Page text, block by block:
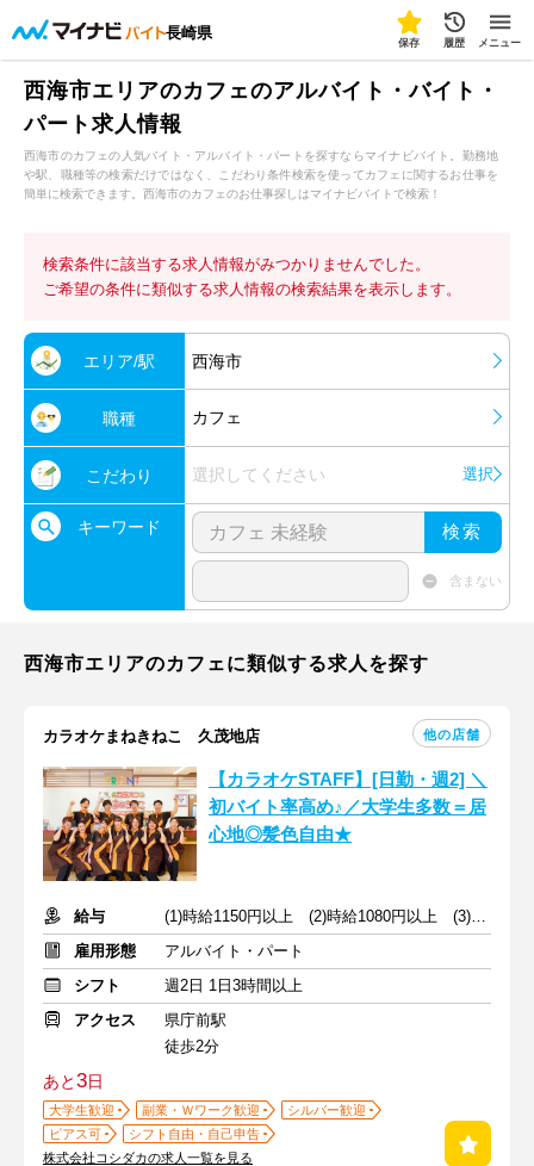
長崎県
保存 履歴 メニュー
西海市エリアのカフェのアルバイト・バイト・
パート求人情報
西海市のカフェの人気バイト・アルバイト・パートを探すならマイナビバイト。勤務地
や駅、職種等の検索だけではなく、こだわり条件検索を使ってカフェに関するお仕事を
簡単に検索できます。西海市のカフェのお仕事探しはマイナビバイトで検索！
検索条件に該当する求人情報がみつかりませんでした。
ご希望の条件に類似する求人情報の検索結果を表示します。
エリア/駅 西海市
職種 カフェ
こだわり 選択してください 選択
キーワード 検索
含まない
西海市エリアのカフェに類似する求人を探す
カラオケまねきねこ 久茂地店 他の店舗
【カラオケSTAFF】[日勤・週2] ＼
初バイト率高め♪／大学生多数＝居
心地◎髪色自由★
給与
(1)時給1150円以上 (2)時給1080円以上 (3)時給1100円以上
雇用形態
アルバイト・パート
シフト
週2日 1日3時間以上
アクセス
県庁前駅
徒歩2分
あと3日
大学生歓迎 副業・Ｗワーク歓迎
シルバー歓迎
ピアス可
シフト自由・自己申告
株式会社コシダカの求人一覧を見る